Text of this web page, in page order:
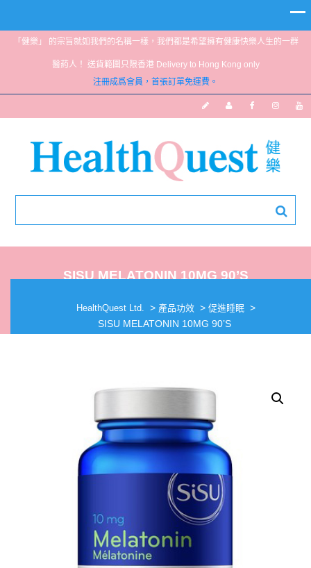
「健樂」 的宗旨就如我們的名稱一樣，我們都是希望擁有健康快樂人生的一群
醫葯人！ 送貨範圍只限香港 Delivery to Hong Kong only
注冊成爲會員，首張訂單免運費。
SISU MELATONIN 10MG 90’S
HealthQuest Ltd. > 產品功效 > 促進睡眠 >
SISU MELATONIN 10MG 90’S